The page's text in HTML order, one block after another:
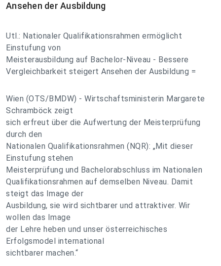
Ansehen der Ausbildung
Utl.: Nationaler Qualifikationsrahmen ermöglicht
Einstufung von
Meisterausbildung auf Bachelor-Niveau - Bessere
Vergleichbarkeit steigert Ansehen der Ausbildung =
Wien (OTS/BMDW) - Wirtschaftsministerin Margarete
Schramböck zeigt
sich erfreut über die Aufwertung der Meisterprüfung
durch den
Nationalen Qualifikationsrahmen (NQR): „Mit dieser
Einstufung stehen
Meisterprüfung und Bachelorabschluss im Nationalen
Qualifikationsrahmen auf demselben Niveau. Damit
steigt das Image der
Ausbildung, sie wird sichtbarer und attraktiver. Wir
wollen das Image
der Lehre heben und unser österreichisches
Erfolgsmodel international
sichtbarer machen.“